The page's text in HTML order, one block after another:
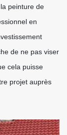
peinture de
en
de ne pas viser
cela puisse
projet auprès